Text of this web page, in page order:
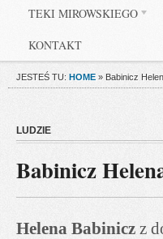
TEKI MIROWSKIEGO
KONTAKT
JESTEŚ TU: HOME » Babinicz
LUDZIE
Babinicz
Helena Babinicz z